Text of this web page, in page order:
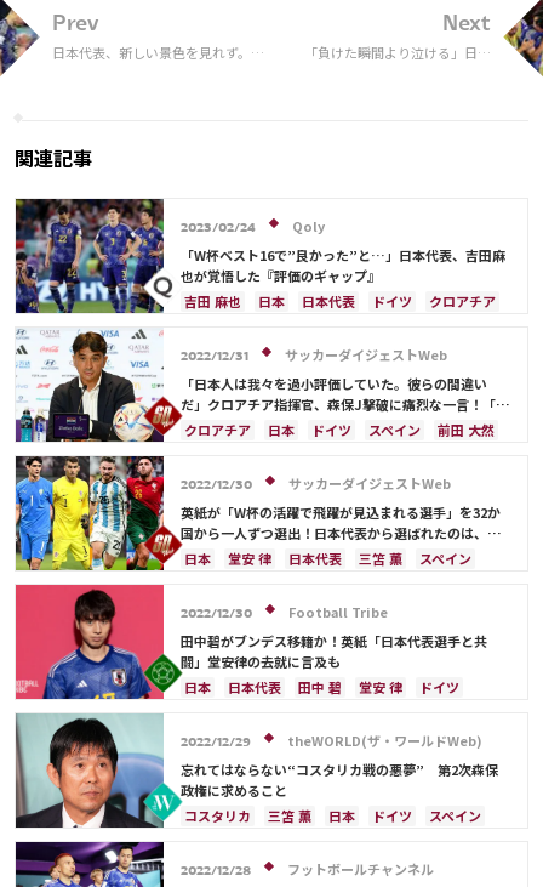
Prev
日本代表、新しい景色を見れず。森
Next
「負けた瞬間より泣ける」日本
関連記事
2023/02/24
Qoly
「W杯ベスト16で”良かった”と…」日本代表、吉田麻
也が覚悟した『評価のギャップ』
吉田 麻也
日本 日本代表 ドイツ
クロアチア
谷 晃生
冨安 健洋
2022/12/31
サッカーダイジェストWeb
「日本人は我々を過小評価していた。彼らの間違い
だ」クロアチア指揮官、森保J撃破に痛烈な一言！「私
たちを簡単な相手だと思っていた」【2022総集編】
クロアチア 日本 ドイツ スペイン
前田 大然
2022/12/30
サッカーダイジェストWeb
英紙が「W杯の活躍で飛躍が見込まれる選手」を32か
国から一人ずつ選出！日本代表から選ばれたのは、堂
安や三笘ではなく…
日本 堂安 律 日本代表 三笘 薫
スペイン
サウジアラビア
デンマーク
セルビア
フランス
ベルギー スイス
イングランド
オランダ
ポーランド ポルトガル
アルゼンチン
エクアドル ウルグアイ
カナダ
モロッコ
韓国 アメリカ
ウェールズ
オーストラリア
コスタリカ
ケイラー・ナバス
サルダル・アズムン
2022/12/30
Football Tribe
田中碧がブンデス移籍か！英紙「日本代表選手と共
闘」堂安律の去就に言及も
日本
日本代表 田中 碧 堂安 律
ドイツ
板倉 滉
2022/12/29
theWORLD(ザ・ワールドWeb)
忘れてはならない“コスタリカ戦の悪夢” 第2次森保
政権に求めること
コスタリカ
三笘 薫 日本 ドイツ
スペイン
伊東 純也
鎌田 大地
2022/12/28
フットボールチャンネル